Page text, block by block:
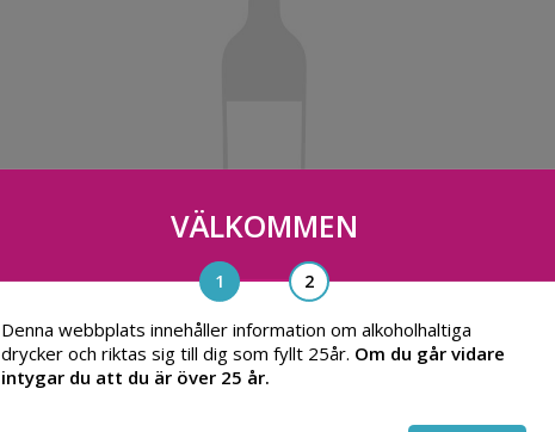
Château de Lauga
2020, Frankrike
VÄLKOMMEN
Denna webbplats innehåller information om alkoholhaltiga
drycker och riktas sig till dig som fyllt 25år. Om du går vidare
intygar du att du är över 25 år.